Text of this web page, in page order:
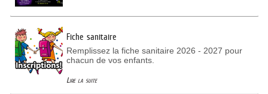
Fiche sanitaire
Remplissez la fiche sanitaire 2026 - 2027 pour
chacun de vos enfants.
Lire la suite